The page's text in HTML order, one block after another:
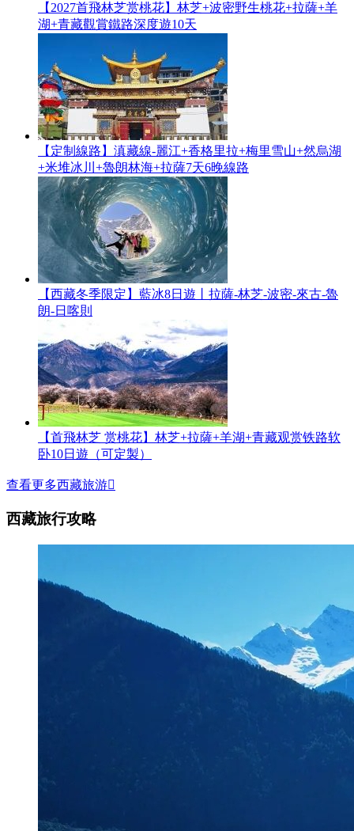
【2027首飛林芝赏桃花】林芝+波密野生桃花+拉薩+羊
湖+青藏觀賞鐵路深度遊10天
【定制線路】滇藏線-麗江+香格里拉+梅里雪山+然烏湖
+米堆冰川+魯朗林海+拉薩7天6晚線路
【西藏冬季限定】藍冰8日遊丨拉薩-林芝-波密-來古-魯
朗-日喀則
【首飛林芝 赏桃花】林芝+拉薩+羊湖+青藏观赏铁路软
卧10日遊（可定製）
查看更多西藏旅游
西藏旅行攻略